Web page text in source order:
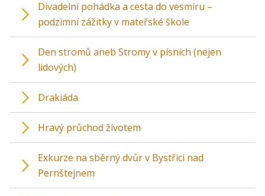
Divadelní pohádka a cesta do vesmíru –
podzimní zážitky v mateřské škole
Den stromů aneb Stromy v písních (nejen
lidových)
Drakiáda
Hravý průchod životem
Exkurze na sběrný dvůr v Bystřici nad
Pernštejnem